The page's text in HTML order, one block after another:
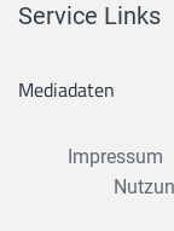
Service Links
Mediadaten
Impressum